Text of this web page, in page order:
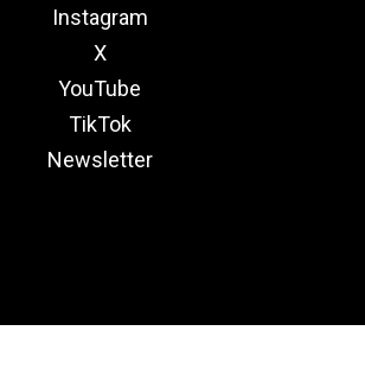
Instagram
X
YouTube
TikTok
Newsletter